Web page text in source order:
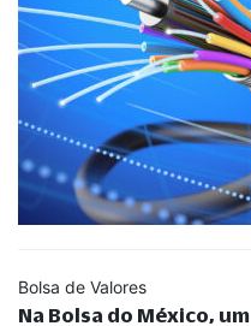
Bolsa de Valores
Na Bolsa do México, um